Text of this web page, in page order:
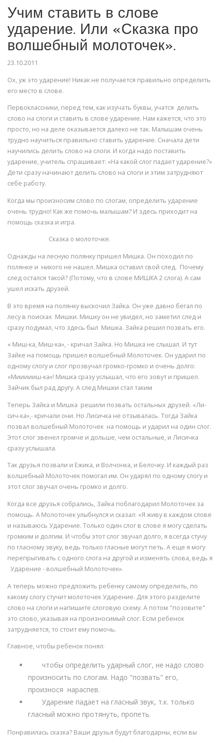
Учим ставить в слове
ударение. Или «Сказка про
волшебный молоточек».
23.10.2011
Ох, уж это ударение! Никак не получается правильно определить
его место в слове.
Первоклассники, перед тем, как изучать буквы, учатся делить
слово на слоги и ставить в слове ударение. Нам кажется, что это
просто, но на деле оказывается далеко не так. Малышам очень
трудно научиться правильно ставить ударение. Сначала дети
научились делить слово на слоги. И когда надо поставить
ударение, учитель спрашивает: «На какой слог падает ударение?»
Дети сразу начинают делить слово на слоги и этим затрудняют
себе работу.
Когда мы произносим слово по слогам, определить ударение
очень трудно! Как же помочь малышам? И здесь приходит на
помощь сказка и игра.
Сказка о молоточке.
Однажды на лесную полянку пришел Мишка. Он походил по
полянке и никого не нашел. Мишка оставил свой след. Почему
след остался такой? (Потому, что в слове МИШКА 2 слога). А сам
ушел искать друзей.
В это время на полянку выскочил Зайка. Он уже давно бегал по
лесу в поисках Мишки. Мишку он не увидел, но заметил след и
сразу подумал, что здесь был Мишка. Зайка решил позвать его.
« Миш-ка, Миш-ка», - кричал Зайка. Но Мишка не слышал. И тут
Зайке на помощь пришел волшебный Молоточек. Он ударил по
одному слогу и слог прозвучал громко-громко и очень долго:
«Миииииш-ка»! Мишка сразу услышал, что его зовут и пришел.
Зайчик был рад другу. А след Мишки стал таким
Теперь Зайка и Мишка решили позвать остальных друзей. «Ли-
сич-ка»,- кричали они. Но Лисичка не отзывалась. Тогда Зайка
позвал волшебный Молоточек на помощь и ударил на один слог.
Этот слог звенел громче и дольше, чем остальные, и Лисичка
сразу услышала.
Так друзья позвали и Ежика, и Волчонка, и Белочку. И каждый раз
волшебный Молоточек помогал им. Он ударял по одному слогу и
этот слог звучал очень громко и долго.
Когда все друзья собрались, Зайка поблагодарил Молоточек за
помощь. А Молоточек улыбнулся и сказал: «Я живу в каждом слове
и называюсь Ударение. Только один слог в слове я могу сделать
громким и долгим. И чтобы этот слог звучал долго, я всегда стучу
по гласному звуку, ведь только гласные могут петь. А еще я могу
перепрыгивать с одного слога на другой и изменять слова, ведь я
Ударение - волшебный Молоточек».
А теперь можно предложить ребенку самому определить, по
какому слогу стучит молоточек Ударение. Для этого разделите
слово на слоги и напишите слоговую схему. А потом "позовите"
это слово, указывая на произносимый слог. Если ребенок
затрудняется, то стоит ему помочь.
Главное, чтобы ребенок понял:
чтобы определить ударный слог, не надо слово
произносить по слогам. Надо "позвать" его,
произнося нараспев.
Ударение падает на гласный звук, т.к. только
гласный можно протянуть, пропеть.
Понравилась сказка? Ваши друзья будут благодарны, если вы